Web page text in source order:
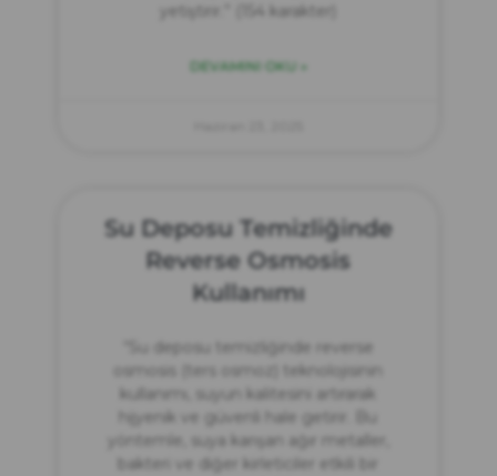
yetiştirir.” (154 karakter)
DEVAMINI OKU »
Su Deposu Temizliğinde
Reverse Osmosis
Kullanımı
“Su deposu temizliğinde reverse
osmosis (ters osmoz) teknolojisinin
kullanımı, suyun kalitesini artırarak
hijyenik ve güvenli hale getirir. Bu
yöntemle, suya karışan ağır metaller,
bakteri ve diğer kirleticiler etkili bir